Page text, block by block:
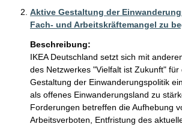
Aktive Gestaltung der
Fach- und Arbeitskräftemangel zu
Beschreibung:
IKEA Deutschland setzt sich mit
des Netzwerkes "Vielfalt ist Zukunft" für
Gestaltung der Einwanderungspolitik
als offenes Einwanderungsland zu
Forderungen betreffen die Aufhebung
Arbeitsverboten, Entfristung des